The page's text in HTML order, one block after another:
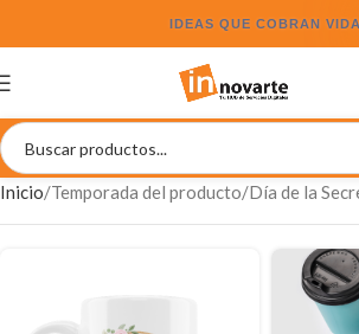
IDEAS QUE COBRAN VIDA
Inicio Temporada del producto Día de la